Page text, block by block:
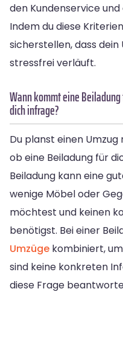
den Kundenservice
Indem du diese
sicherstellen, dass dein
stressfrei verläuft.
Wann kommt eine
dich infrage?
Du planst einen
ob eine Beiladung für
Beiladung kann eine
wenige Möbel oder
möchtest und keinen
benötigst. Bei einer
Umzüge kombiniert,
sind keine konkreten
diese Frage